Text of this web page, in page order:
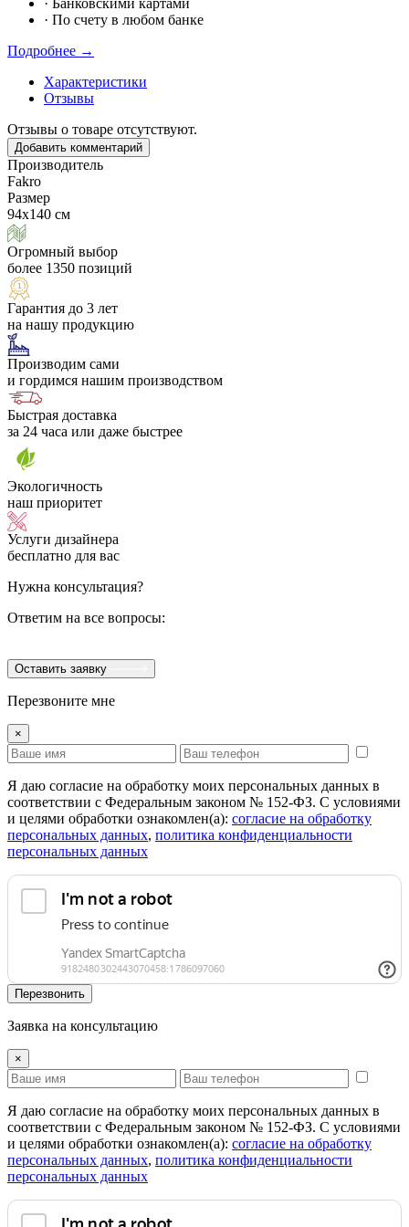
· По счету в любом банке
Подробнее →
Характеристики
Отзывы
Отзывы о товаре отсутствуют.
Добавить комментарий
Производитель
Fakro
Размер
94х140 см
Огромный выбор
более 1350 позиций
Гарантия до 3 лет
на нашу продукцию
Производим сами
и гордимся нашим производством
Быстрая доставка
за 24 часа или даже быстрее
Экологичность
наш приоритет
Услуги дизайнера
бесплатно для вас
Нужна консультация?
Ответим на все вопросы:
Оставить заявку
Перезвоните мне
×
Я даю согласие на обработку моих персональных данных в
соответствии с Федеральным законом № 152-ФЗ. С условиями
и целями обработки ознакомлен(а): cогласие на обработку
персональных данных, политика конфиденциальности
персональных данных
Перезвонить
Заявка на консультацию
×
Я даю согласие на обработку моих персональных данных в
соответствии с Федеральным законом № 152-ФЗ. С условиями
и целями обработки ознакомлен(а): cогласие на обработку
персональных данных, политика конфиденциальности
персональных данных